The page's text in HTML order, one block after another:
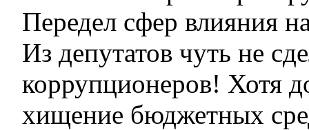
Передел сфер влияния
Из депутатов чуть не
коррупционеров! Хотя
хищение бюджетных